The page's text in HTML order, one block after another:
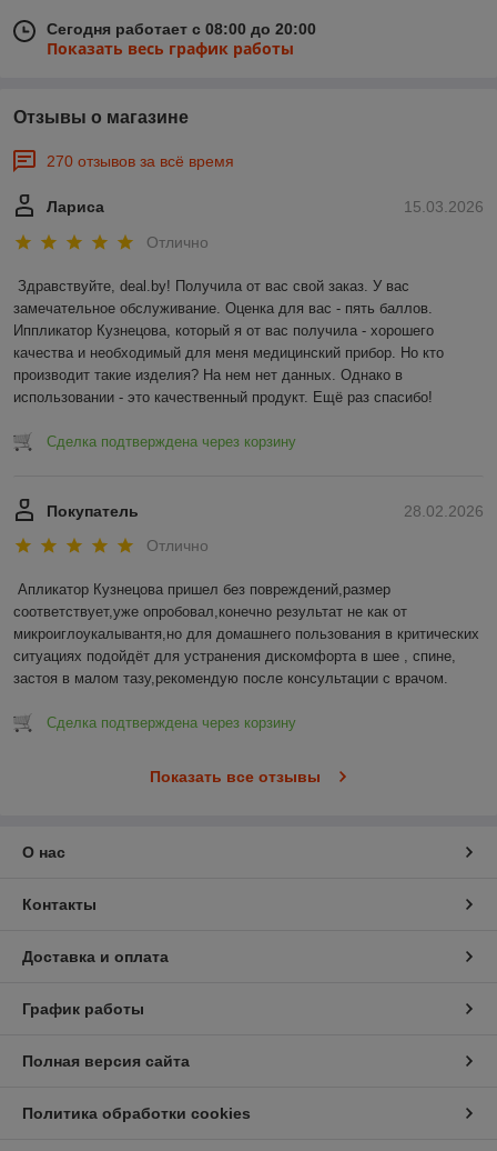
Сегодня работает с 08:00 до 20:00
Показать весь график работы
Отзывы о магазине
270 отзывов за всё время
15.03.2026
Лариса
Отлично
Здравствуйте, deal.by! Получила от вас свой заказ. У вас
замечательное обслуживание. Оценка для вас - пять баллов.
Иппликатор Кузнецова, который я от вас получила - хорошего
качества и необходимый для меня медицинский прибор. Но кто
производит такие изделия? На нем нет данных. Однако в
использовании - это качественный продукт. Ещё раз спасибо!
Сделка подтверждена через корзину
28.02.2026
Покупатель
Отлично
Апликатор Кузнецова пришел без повреждений,размер
соответствует,уже опробовал,конечно результат не как от
микроиглоукалывантя,но для домашнего пользования в критических
ситуациях подойдёт для устранения дискомфорта в шее , спине,
застоя в малом тазу,рекомендую после консультации с врачом.
Сделка подтверждена через корзину
Показать все отзывы
О нас
Контакты
Доставка и оплата
График работы
Полная версия сайта
Политика обработки cookies